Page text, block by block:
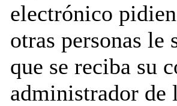
electrónico
otras personas le
que se reciba su
administrador de